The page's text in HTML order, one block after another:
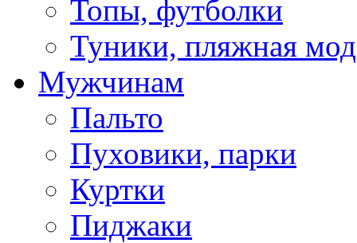
Топы, футболки
Туники, пляжная
Мужчинам
Пальто
Пуховики, парки
Куртки
Пиджаки